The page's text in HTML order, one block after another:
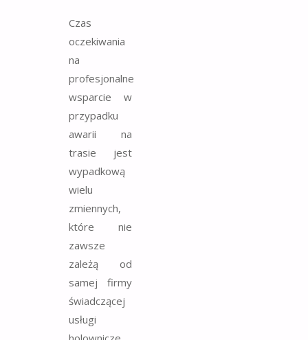
Czas
oczekiwania
na
profesjonalne
wsparcie w
przypadku
awarii na
trasie jest
wypadkową
wielu
zmiennych,
które nie
zawsze
zależą od
samej firmy
świadczącej
usługi